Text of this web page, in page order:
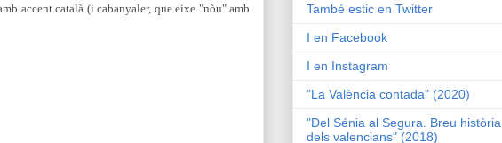
accent català (i cabanyaler, que eixe "nòu" amb
També estic en Twitter
I en Facebook
I en Instagram
"La València contada" (2020)
"Del Sénia al Segura. Breu història
dels valencians" (2018)